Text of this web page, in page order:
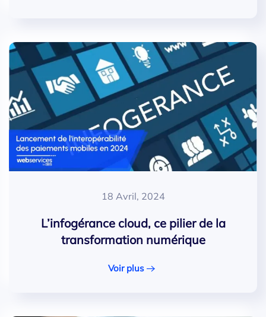
18 Avril, 2024
L’infogérance cloud, ce pilier de la
transformation numérique
Voir plus